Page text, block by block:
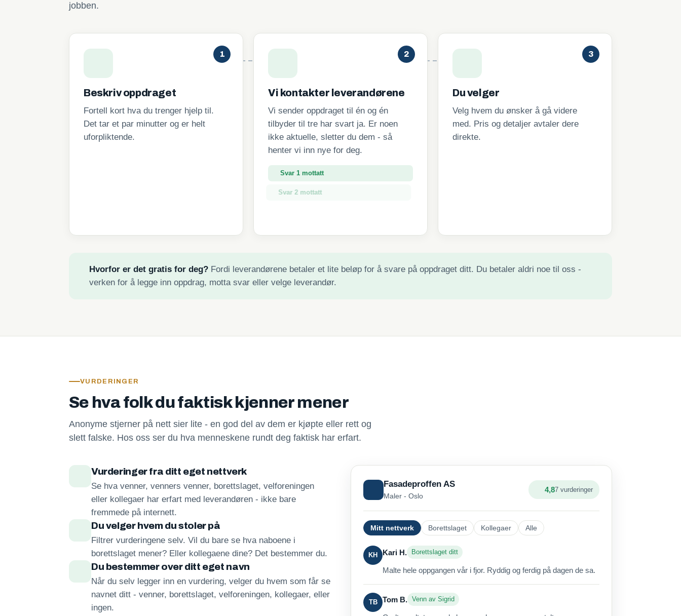
jobben.
1
Beskriv oppdraget
Fortell kort hva du trenger hjelp til.
Det tar et par minutter og er helt
uforpliktende.
2
Vi kontakter leverandørene
Vi sender oppdraget til én og én
tilbyder til tre har svart ja. Er noen
ikke aktuelle, sletter du dem - så
henter vi inn nye for deg.
Svar 1 mottatt
Svar 2 mottatt
3
Du velger
Velg hvem du ønsker å gå videre
med. Pris og detaljer avtaler dere
direkte.
Hvorfor er det gratis for deg? Fordi leverandørene betaler et lite beløp for å svare på oppdraget ditt. Du betaler aldri noe til oss -
verken for å legge inn oppdrag, motta svar eller velge leverandør.
VURDERINGER
Se hva folk du faktisk kjenner mener
Anonyme stjerner på nett sier lite - en god del av dem er kjøpte eller rett og
slett falske. Hos oss ser du hva menneskene rundt deg faktisk har erfart.
Vurderinger fra ditt eget nettverk
Se hva venner, venners venner, borettslaget, velforeningen
eller kollegaer har erfart med leverandøren - ikke bare
fremmede på internett.
Du velger hvem du stoler på
Filtrer vurderingene selv. Vil du bare se hva naboene i
borettslaget mener? Eller kollegaene dine? Det bestemmer du.
Du bestemmer over ditt eget navn
Når du selv legger inn en vurdering, velger du hvem som får se
navnet ditt - venner, borettslaget, velforeningen, kollegaer, eller
ingen.
Fasadeproffen AS
Maler - Oslo
4,87 vurderinger
Mitt nettverk Borettslaget Kollegaer Alle
KH Kari H. Borettslaget ditt
Malte hele oppgangen vår i fjor. Ryddig og ferdig på dagen de sa.
TB Tom B. Venn av Sigrid